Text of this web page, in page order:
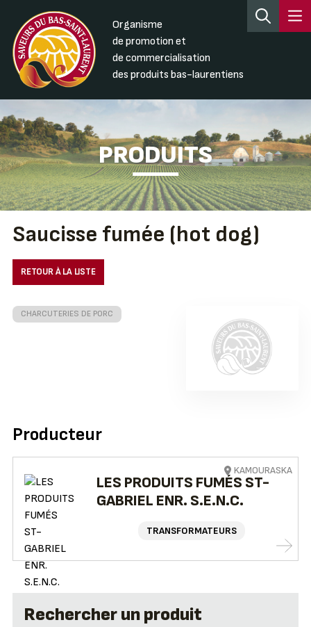
Organisme
de promotion et
de commercialisation
des produits bas-laurentiens
PRODUITS
Rechercher un produit
Saucisse fumée (hot dog)
RETOUR À LA LISTE
CHARCUTERIES DE PORC
Producteur
LES PRODUITS FUMÉS ST-
GABRIEL ENR. S.E.N.C.
TRANSFORMATEURS
KAMOURASKA